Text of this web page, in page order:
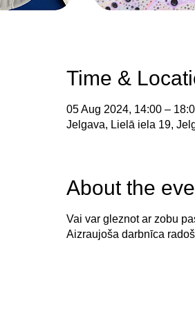
Time &
05 Aug 2024, 14:00 –
Jelgava, Lielā iela 19,
About the
Vai var gleznot ar zobu
Aizraujoša darbnīca